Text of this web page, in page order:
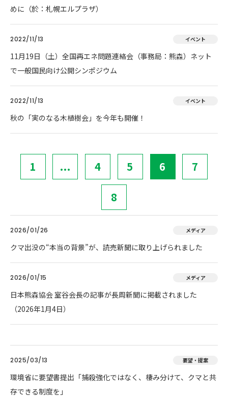
めに（於：札幌エルプラザ）
2022/11/13 イベント
11月19日（土）全国再エネ問題連絡会（事務局：熊森）ネット
で一般国民向け公開シンポジウム
2022/11/13 イベント
秋の「実のなる木植樹会」を今年も開催！
1 ... 4 5 6 7
8
2026/01/26 メディア
クマ出没の“本当の背景”が、読売新聞に取り上げられました
2026/01/15 メディア
日本熊森協会 室谷会長の記事が長周新聞に掲載されました
（2026年1月4日）
2025/03/13 要望・提案
環境省に要望書提出「捕殺強化ではなく、棲み分けて、クマと共
存できる制度を」